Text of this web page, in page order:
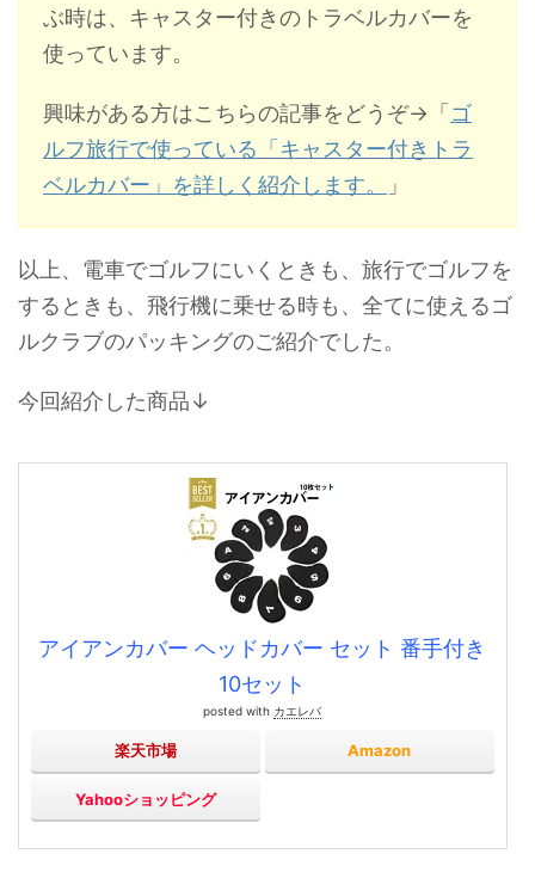
ぶ時は、キャスター付きのトラベルカバーを
使っています。
興味がある方はこちらの記事をどうぞ→「 ゴ
ルフ旅行で使っている「キャスター付きトラ
ベルカバー」を詳しく紹介します。
」
以上、電車でゴルフにいくときも、旅行でゴルフを
するときも、飛行機に乗せる時も、全てに使えるゴ
ルクラブのパッキングのご紹介でした。
今回紹介した商品↓
アイアンカバー ヘッドカバー セット 番手付き
10セット
posted with カエレバ
楽天市場 Amazon
Yahooショッピング